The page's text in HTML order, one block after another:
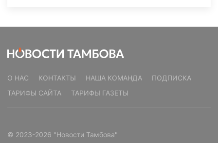
О НАС КОНТАКТЫ НАША КОМАНДА
ПОДПИСКА
ТАРИФЫ САЙТА
ТАРИФЫ ГАЗЕТЫ
© 2023-2026 "Новости Тамбова"